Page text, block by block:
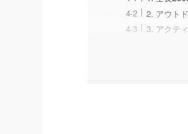
2. アウト
3. アクテ